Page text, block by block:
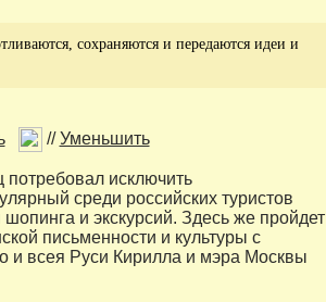
сохраняются и передаются идеи и
//Уменьшить
исключить
среди российских туристов
и экскурсий. Здесь же пройдет
письменности и культуры с
и всея Руси Кирилла и мэра Москвы